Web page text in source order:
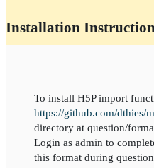
Installation
To install H5P import
https://github.com/dthies/
directory at question/
Login as admin to
this format during